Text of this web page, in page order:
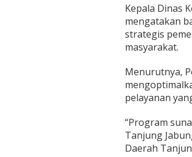
n
a
t
a
n
r
t
i
,
W
u
Kepala Dinas
mengatakan
strategis
masyarakat.
Menurutnya,
pelayanan
“Program
Tanjung
Daerah